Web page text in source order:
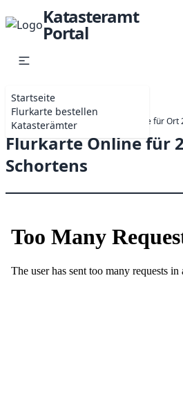
Katasteramt
Portal
Startseite
Flurkarte bestellen
Katasterämter
Startseite Online-Antrag Flurkarte für Ort
Flurkarte Online für
Schortens